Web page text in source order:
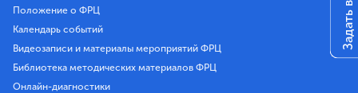
Положение о ФРЦ
Календарь событий
Видеозаписи и материалы мероприятий ФРЦ
Библиотека методических материалов ФРЦ
Онлайн-диагностики